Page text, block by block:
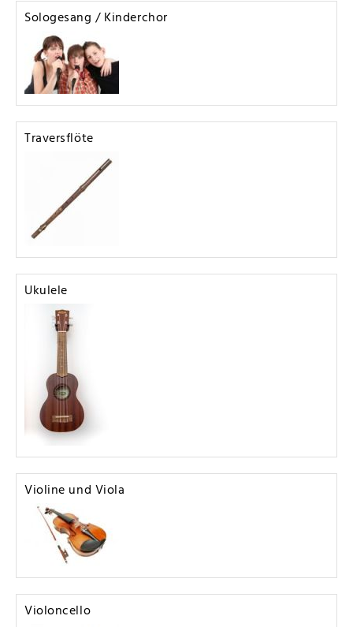
Sologesang / Kinderchor
Traversflöte
Ukulele
Violine und Viola
Violoncello